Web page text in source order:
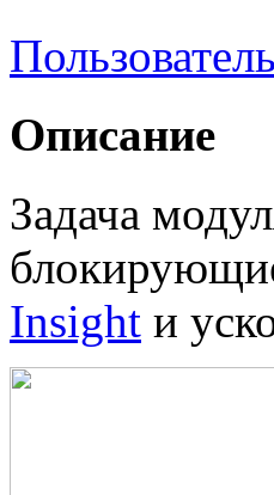
Описание
Задача
Insight и